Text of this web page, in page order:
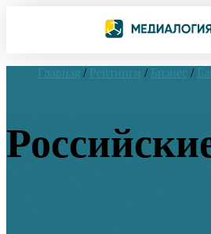
Главная / Рейтинги / Бизнес /